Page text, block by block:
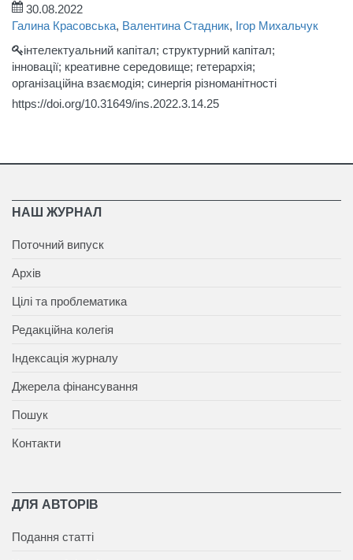
30.08.2022
Галина Красовська, Валентина Стадник, Ігор Михальчук
інтелектуальний капітал; структурний капітал;
інновації; креативне середовище; гетерархія;
організаційна взаємодія; синергія різноманітності
https://doi.org/10.31649/ins.2022.3.14.25
НАШ ЖУРНАЛ
Поточний випуск
Архів
Цілі та проблематика
Редакційна колегія
Індексація журналу
Джерела фінансування
Пошук
Контакти
ДЛЯ АВТОРІВ
Подання статті